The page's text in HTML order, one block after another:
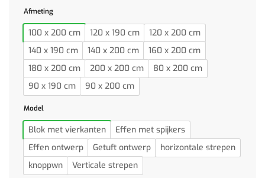
Afmeting
100 x 200 cm 120 x 190 cm
120 x 200 cm
140 x 190 cm
140 x 200 cm
160 x 200 cm
180 x 200 cm
200 x 200 cm
80 x 200 cm
90 x 190 cm
90 x 200 cm
Model
Blok met vierkanten
Effen met spijkers
Effen ontwerp
Getuft ontwerp
horizontale strepen
knoppwn
Verticale strepen